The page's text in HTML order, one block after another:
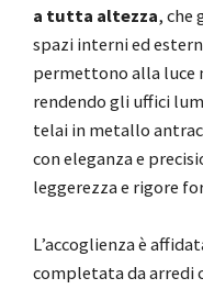
a tutta altezza, che
spazi interni ed
permettono alla luce
rendendo gli uffici
telai in metallo
con eleganza e
leggerezza e rigore
L’accoglienza è
completata da arredi